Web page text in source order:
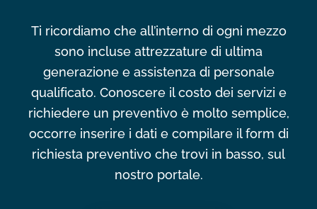
Ti ricordiamo che all’interno di ogni mezzo
sono incluse attrezzature di ultima
generazione e assistenza di personale
qualificato. Conoscere il costo dei servizi e
richiedere un preventivo è molto semplice,
occorre inserire i dati e compilare il form di
richiesta preventivo che trovi in basso, sul
nostro portale.